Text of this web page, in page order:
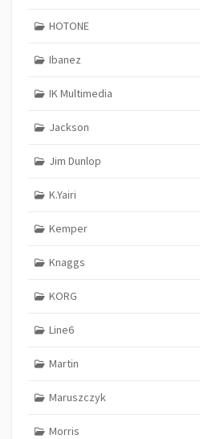
HOTONE
Ibanez
IK Multimedia
Jackson
Jim Dunlop
K.Yairi
Kemper
Knaggs
KORG
Line6
Martin
Maruszczyk
Morris